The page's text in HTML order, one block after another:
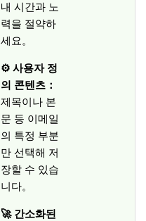
내 시간과 노
력을 절약하
세요。
⚙️ 사용자 정
의 콘텐츠：
제목이나 본
문 등 이메일
의 특정 부분
만 선택해 저
장할 수 있습
니다。
🚀 간소화된